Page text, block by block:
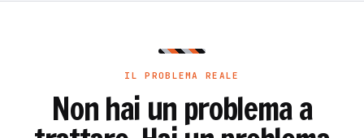
IL PROBLEMA REALE
Non hai un problema a